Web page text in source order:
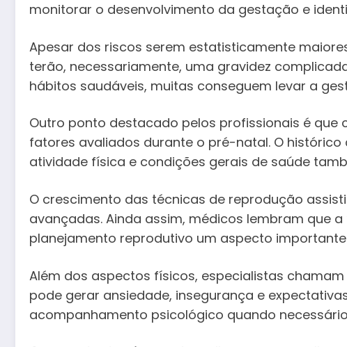
monitorar o desenvolvimento da gestação e
Apesar dos riscos serem estatisticamente
terão, necessariamente, uma gravidez
hábitos saudáveis, muitas conseguem levar a
Outro ponto destacado pelos profissionais é
fatores avaliados durante o pré-natal. O
atividade física e condições gerais de saúde
O crescimento das técnicas de reprodução
avançadas. Ainda assim, médicos lembram que
planejamento reprodutivo um aspecto
Além dos aspectos físicos, especialistas
pode gerar ansiedade, insegurança e
acompanhamento psicológico quando